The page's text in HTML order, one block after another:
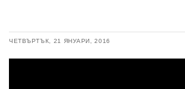
ЧЕТВЪРТЪК, 21 ЯНУАРИ, 2016